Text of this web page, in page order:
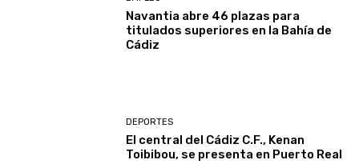
Navantia abre 46 plazas para
titulados superiores en la Bahía de
Cádiz
DEPORTES
El central del Cádiz C.F., Kenan
Toibibou, se presenta en Puerto Real